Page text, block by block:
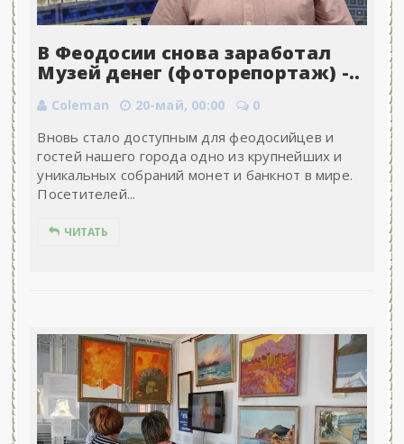
В Феодосии снова заработал
Музей денег (фоторепортаж) -..
Coleman 20-май, 00:00 0
Вновь стало доступным для феодосийцев и
гостей нашего города одно из крупнейших и
уникальных собраний монет и банкнот в мире.
Посетителей...
ЧИТАТЬ